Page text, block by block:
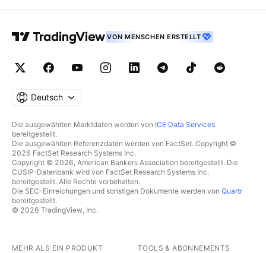
VON MENSCHEN ERSTELLT
Deutsch
Die ausgewählten Marktdaten werden von ICE Data Services
bereitgestellt.
Die ausgewählten Referenzdaten werden von FactSet. Copyright ©
2026 FactSet Research Systems Inc.
Copyright © 2026, American Bankers Association bereitgestellt. Die
CUSIP-Datenbank wird von FactSet Research Systems Inc.
bereitgestellt. Alle Rechte vorbehalten.
Die SEC-Einreichungen und sonstigen Dokumente werden von Quartr
bereitgestellt.
© 2026 TradingView, Inc.
MEHR ALS EIN PRODUKT TOOLS & ABONNEMENTS